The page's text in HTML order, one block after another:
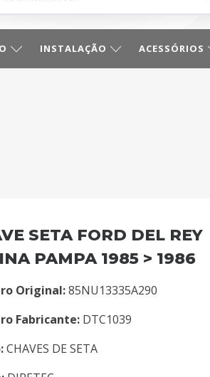
INSTALAÇÃO ACESSÓRIOS
SETA FORD DEL REY
PAMPA 1985 > 1986
Original:85NU13335A290
Fabricante: DTC1039
CHAVES DE SETA